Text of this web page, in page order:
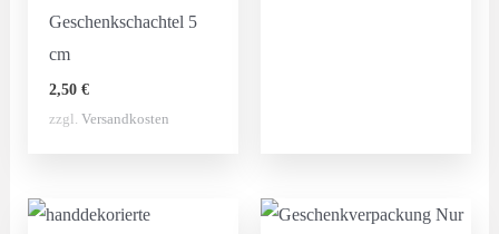
Geschenkschachtel 5
cm
2,50 €
zzgl. Versandkosten